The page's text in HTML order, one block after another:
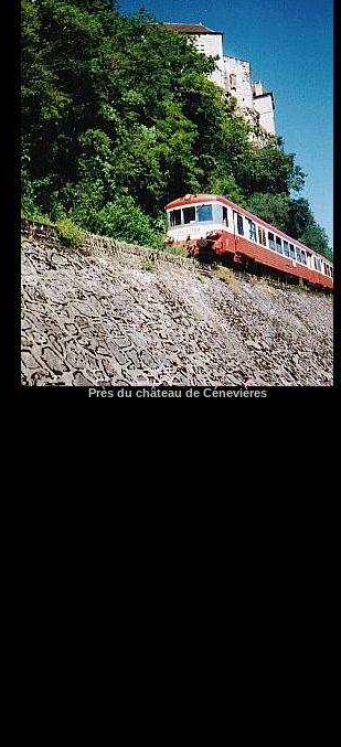
Près du château de Cénevières